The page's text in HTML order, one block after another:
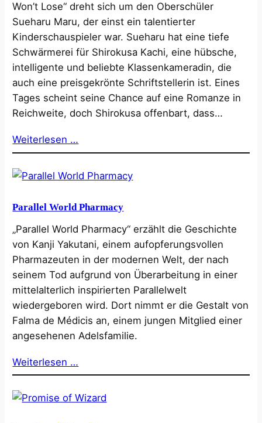
Won’t Lose“ dreht sich um den Oberschüler
Sueharu Maru, der einst ein talentierter
Kinderschauspieler war. Sueharu hat eine tiefe
Schwärmerei für Shirokusa Kachi, eine hübsche,
intelligente und beliebte Klassenkameradin, die
auch eine preisgekrönte Schriftstellerin ist. Eines
Tages scheint seine Chance auf eine Romanze in
Reichweite, doch Shirokusa offenbart, dass…
Weiterlesen …
Parallel World Pharmacy
„Parallel World Pharmacy“ erzählt die Geschichte
von Kanji Yakutani, einem aufopferungsvollen
Pharmazeuten in der modernen Welt, der nach
seinem Tod aufgrund von Überarbeitung in einer
mittelalterlich inspirierten Parallelwelt
wiedergeboren wird. Dort nimmt er die Gestalt von
Falma de Médicis an, einem jungen Mitglied einer
angesehenen Adelsfamilie.
Weiterlesen …